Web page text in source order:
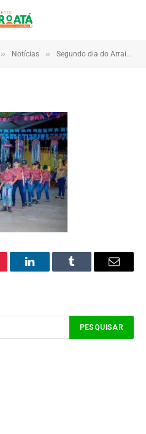
» Notícias » Segundo dia do Arraial do Saber é marcado por encantamento e integração entre escolas e comunidade
LinkedInTumblr Email